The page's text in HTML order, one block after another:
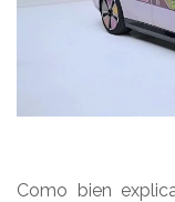
Como bien